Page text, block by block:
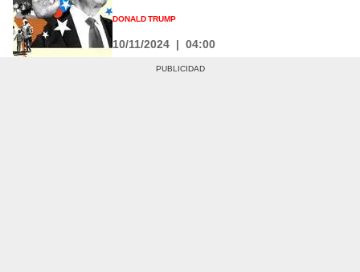
DONALD TRUMP
10/11/2024 | 04:00